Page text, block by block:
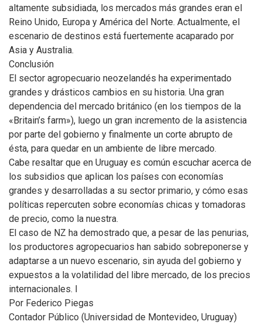
altamente subsidiada, los mercados más grandes eran el
Reino Unido, Europa y América del Norte. Actualmente, el
escenario de destinos está fuertemente acaparado por
Asia y Australia.
Conclusión
El sector agropecuario neozelandés ha experimentado
grandes y drásticos cambios en su historia. Una gran
dependencia del mercado británico (en los tiempos de la
«Britain’s farm»), luego un gran incremento de la asistencia
por parte del gobierno y finalmente un corte abrupto de
ésta, para quedar en un ambiente de libre mercado.
Cabe resaltar que en Uruguay es común escuchar acerca de
los subsidios que aplican los países con economías
grandes y desarrolladas a su sector primario, y cómo esas
políticas repercuten sobre economías chicas y tomadoras
de precio, como la nuestra.
El caso de NZ ha demostrado que, a pesar de las penurias,
los productores agropecuarios han sabido sobreponerse y
adaptarse a un nuevo escenario, sin ayuda del gobierno y
expuestos a la volatilidad del libre mercado, de los precios
internacionales. l
Por Federico Piegas
Contador Público (Universidad de Montevideo, Uruguay)